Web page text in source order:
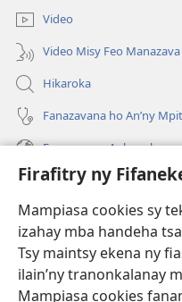
Firafitry ny
Mampiasa cookies sy
izahay mba handeha
Tsy maintsy ekena ny
ilain’ny tranonkalanay
Mampiasa cookies
Video
Video Misy Feo
Hikaroka
Fanazavana ho An’ny
Fanazavana Ankapobeny
Fanampiana
Fanomezana
(manokatra
rohy)
FITEHIRIZAM-
(manokatra